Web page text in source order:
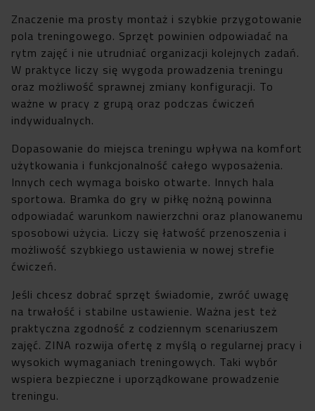
Znaczenie ma prosty montaż i szybkie przygotowanie
pola treningowego. Sprzęt powinien odpowiadać na
rytm zajęć i nie utrudniać organizacji kolejnych zadań.
W praktyce liczy się wygoda prowadzenia treningu
oraz możliwość sprawnej zmiany konfiguracji. To
ważne w pracy z grupą oraz podczas ćwiczeń
indywidualnych.
Dopasowanie do miejsca treningu wpływa na komfort
użytkowania i funkcjonalność całego wyposażenia.
Innych cech wymaga boisko otwarte. Innych hala
sportowa. Bramka do gry w piłkę nożną powinna
odpowiadać warunkom nawierzchni oraz planowanemu
sposobowi użycia. Liczy się łatwość przenoszenia i
możliwość szybkiego ustawienia w nowej strefie
ćwiczeń.
Jeśli chcesz dobrać sprzęt świadomie, zwróć uwagę
na trwałość i stabilne ustawienie. Ważna jest też
praktyczna zgodność z codziennym scenariuszem
zajęć. ZINA rozwija ofertę z myślą o regularnej pracy i
wysokich wymaganiach treningowych. Taki wybór
wspiera bezpieczne i uporządkowane prowadzenie
treningu.